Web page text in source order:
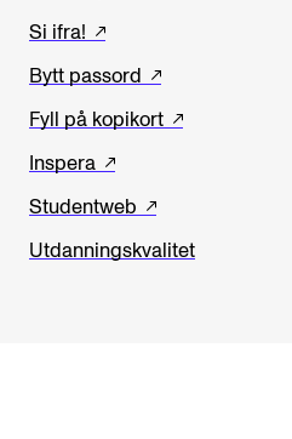
Si ifra!
Bytt passord
Fyll på kopikort
Inspera
Studentweb
Utdanningskvalitet